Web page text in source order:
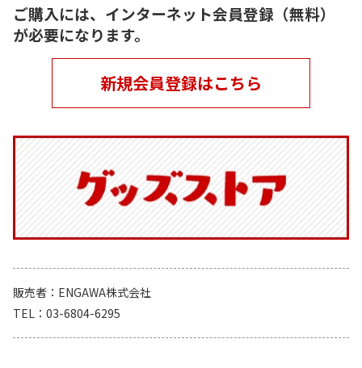
ご購入には、インターネット会員登録（無料）
が必要になります。
新規会員登録はこちら
販売者
ENGAWA株式会社
TEL
03-6804-6295